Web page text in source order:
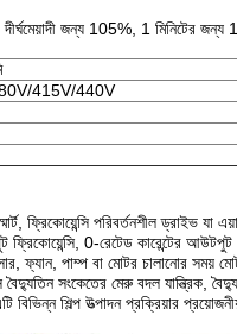
জন্য 105%, 1 মিনিটের
415V/440V
ফ্রিকোয়েন্সি পরিবর্তনশীল ড্রাইভ যা
0-রেটেড কারেন্টের
ফ্যান, পাম্প বা মোটর চালানোর সময়
সংকেতের মেরু বদল যান্ত্রিক,
বিভিন্ন শিল্প উত্পাদন প্রক্রিয়ার